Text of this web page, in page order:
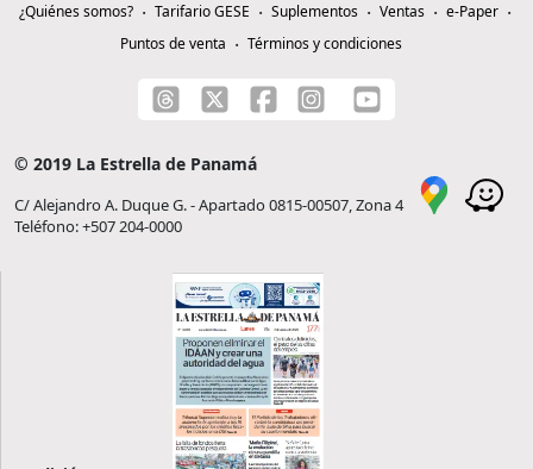
¿Quiénes somos? Tarifario GESE Suplementos Ventas
e-Paper
Puntos de venta
Términos y condiciones
© 2019 La Estrella de Panamá
C/ Alejandro A. Duque G. - Apartado 0815-00507, Zona 4
Teléfono: +507 204-0000